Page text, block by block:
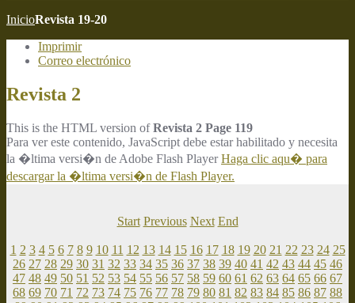
InicioRevista 19-20
Imprimir
Correo electrónico
Revista 2
This is the HTML version ofRevista 2 Page 119
Para ver este contenido, JavaScript debe estar habilitado y necesita
la �ltima versi�n de Adobe Flash PlayerHaga clic aqu� para
descargar la �ltima versi�n de Flash Player.
Start Previous Next End
1 2 3 4 5 6 7 8 9 10 11 12 13 14 15 16 17 18 19 20 21 22 23 24 25
26 27 28 29 30 31 32 33 34 35 36 37 38 39 40 41 42 43 44 45 46
47 48 49 50 51 52 53 54 55 56 57 58 59 60 61 62 63 64 65 66 67
68 69 70 71 72 73 74 75 76 77 78 79 80 81 82 83 84 85 86 87 88